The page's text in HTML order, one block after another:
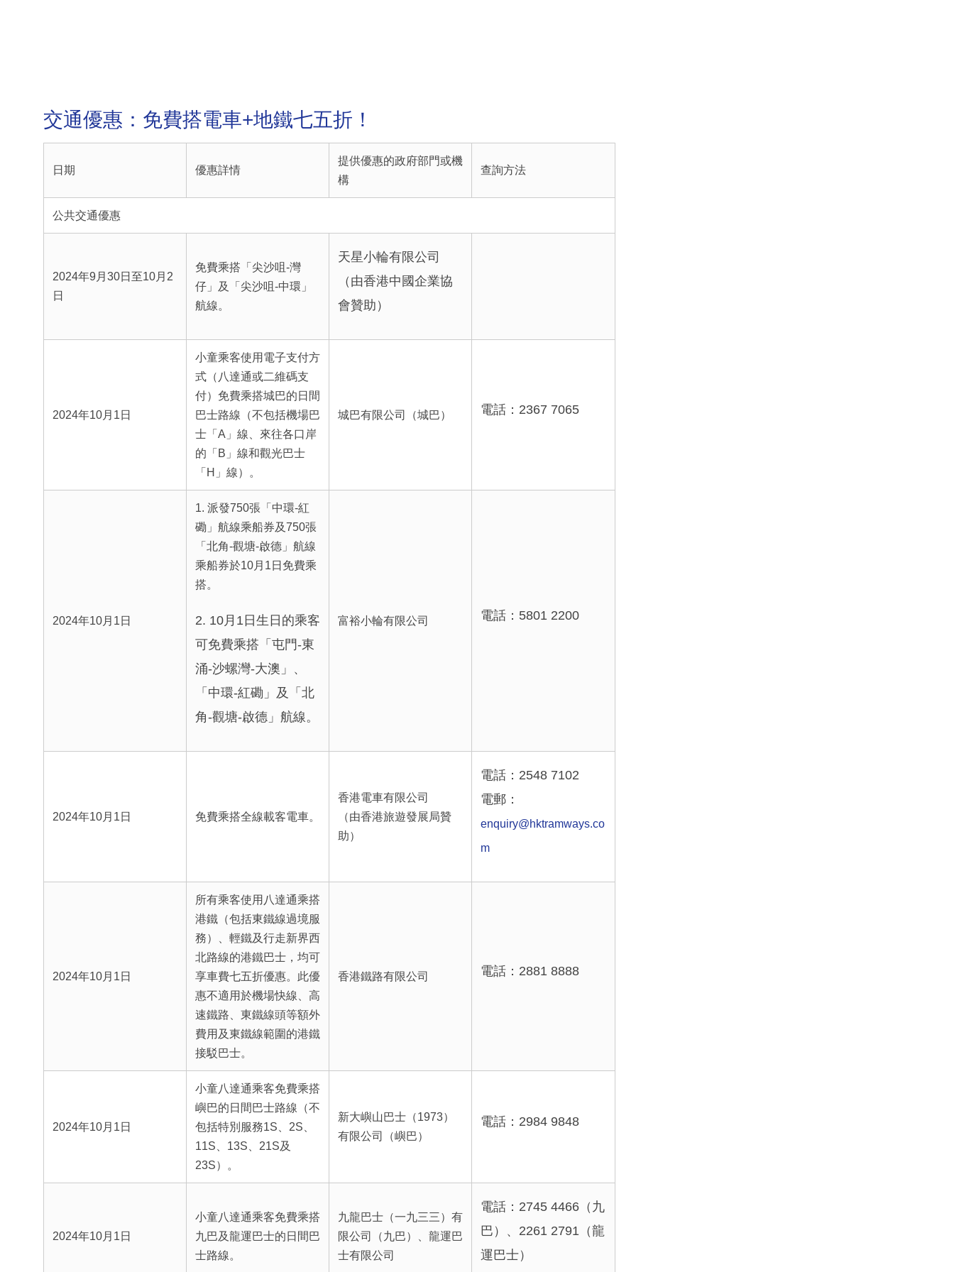
交通優惠：免費搭電車+地鐵七五折！
日期 優惠詳情
提供優惠的政府部門或機
構
查詢方法
公共交通優惠
2024年9月30日至10月2
日
免費乘搭「尖沙咀-灣
仔」及「尖沙咀-中環」
航線。
天星小輪有限公司
（由香港中國企業協
會贊助）
2024年10月1日
小童乘客使用電子支付方
式（八達通或二維碼支
付）免費乘搭城巴的日間
巴士路線（不包括機場巴
士「A」線、來往各口岸
的「B」線和觀光巴士
「H」線）。
城巴有限公司（城巴） 電話：2367 7065
2024年10月1日
1. 派發750張「中環-紅
磡」航線乘船券及750張
「北角-觀塘-啟德」航線
乘船券於10月1日免費乘
搭。
2. 10月1日生日的乘客
可免費乘搭「屯門-東
涌-沙螺灣-大澳」、
「中環-紅磡」及「北
角-觀塘-啟德」航線。
富裕小輪有限公司 電話：5801 2200
2024年10月1日 免費乘搭全線載客電車。
香港電車有限公司
（由香港旅遊發展局贊
助）
電話：2548 7102
電郵：
enquiry@hktramways.co
m
2024年10月1日
所有乘客使用八達通乘搭
港鐵（包括東鐵線過境服
務）、輕鐵及行走新界西
北路線的港鐵巴士，均可
享車費七五折優惠。此優
惠不適用於機場快線、高
速鐵路、東鐵線頭等額外
費用及東鐵線範圍的港鐵
接駁巴士。
香港鐵路有限公司 電話：2881 8888
2024年10月1日
小童八達通乘客免費乘搭
嶼巴的日間巴士路線（不
包括特別服務1S、2S、
11S、13S、21S及
23S）。
新大嶼山巴士（1973）
有限公司（嶼巴）
電話：2984 9848
2024年10月1日
小童八達通乘客免費乘搭
九巴及龍運巴士的日間巴
士路線。
九龍巴士（一九三三）有
限公司（九巴）、龍運巴
士有限公司
電話：2745 4466（九
巴）、2261 2791（龍
運巴士）